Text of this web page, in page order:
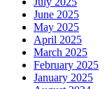
June 2025
May 2025
April 2025
March 2025
February 2025
January 2025